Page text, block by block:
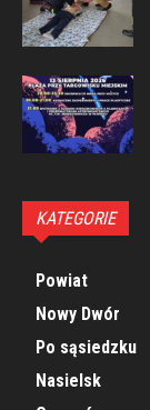
KATEGORIE
Powiat
Nowy Dwór
Po sąsiedzku
Nasielsk